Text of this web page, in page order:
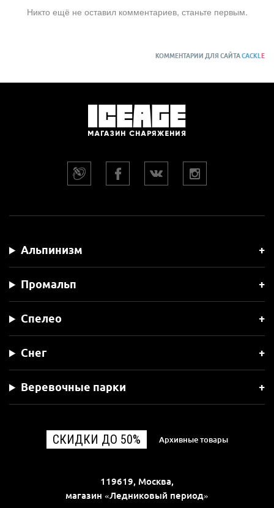
Никто ещё не оставил комментариев, станьте первым.
КОММЕНТАРИИ ДЛЯ САЙТАCACKL E
Альпинизм
Промальп
Спелео
Снег
Веревочные парки
СКИДКИ ДО 50% Архивные товары
119619, Москва,
магазин «Ледниковый период»